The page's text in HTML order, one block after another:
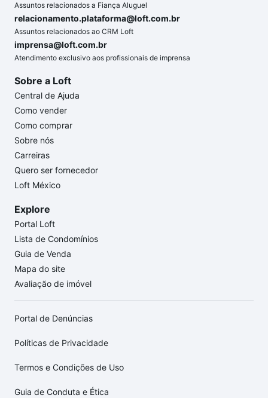
Assuntos relacionados a Fiança Aluguel
relacionamento.plataforma@loft.com.br
Assuntos relacionados ao CRM Loft
imprensa@loft.com.br
Atendimento exclusivo aos profissionais de imprensa
Sobre a Loft
Central de Ajuda
Como vender
Como comprar
Sobre nós
Carreiras
Quero ser fornecedor
Loft México
Explore
Portal Loft
Lista de Condomínios
Guia de Venda
Mapa do site
Avaliação de imóvel
Portal de Denúncias
Políticas de Privacidade
Termos e Condições de Uso
Guia de Conduta e Ética